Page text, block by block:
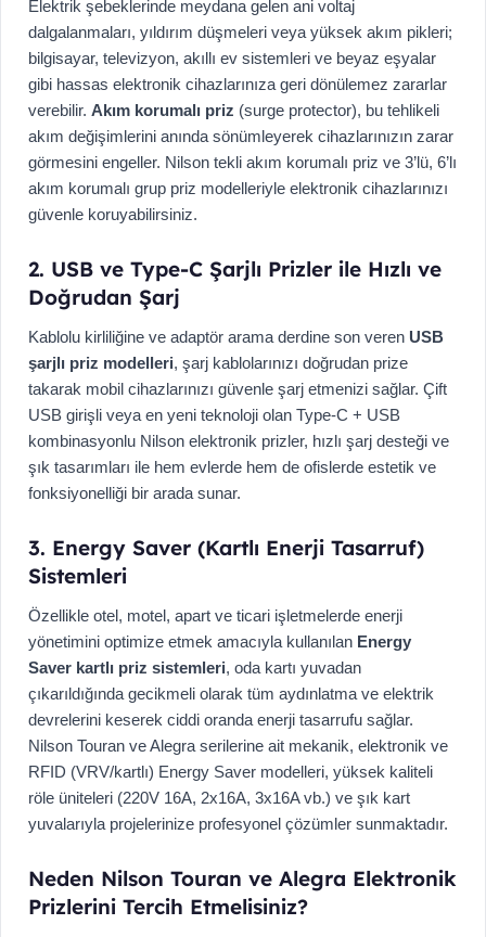
Elektrik şebeklerinde meydana gelen ani voltaj
dalgalanmaları, yıldırım düşmeleri veya yüksek akım pikleri;
bilgisayar, televizyon, akıllı ev sistemleri ve beyaz eşyalar
gibi hassas elektronik cihazlarınıza geri dönülemez zararlar
verebilir. Akım korumalı priz (surge protector), bu tehlikeli
akım değişimlerini anında sönümleyerek cihazlarınızın zarar
görmesini engeller. Nilson tekli akım korumalı priz ve 3’lü, 6’lı
akım korumalı grup priz modelleriyle elektronik cihazlarınızı
güvenle koruyabilirsiniz.
2. USB ve Type-C Şarjlı Prizler ile Hızlı ve
Doğrudan Şarj
Kablolu kirliliğine ve adaptör arama derdine son veren USB
şarjlı priz modelleri, şarj kablolarınızı doğrudan prize
takarak mobil cihazlarınızı güvenle şarj etmenizi sağlar. Çift
USB girişli veya en yeni teknoloji olan Type-C + USB
kombinasyonlu Nilson elektronik prizler, hızlı şarj desteği ve
şık tasarımları ile hem evlerde hem de ofislerde estetik ve
fonksiyonelliği bir arada sunar.
3. Energy Saver (Kartlı Enerji Tasarruf)
Sistemleri
Özellikle otel, motel, apart ve ticari işletmelerde enerji
yönetimini optimize etmek amacıyla kullanılan Energy
Saver kartlı priz sistemleri, oda kartı yuvadan
çıkarıldığında gecikmeli olarak tüm aydınlatma ve elektrik
devrelerini keserek ciddi oranda enerji tasarrufu sağlar.
Nilson Touran ve Alegra serilerine ait mekanik, elektronik ve
RFID (VRV/kartlı) Energy Saver modelleri, yüksek kaliteli
röle üniteleri (220V 16A, 2x16A, 3x16A vb.) ve şık kart
yuvalarıyla projelerinize profesyonel çözümler sunmaktadır.
Neden Nilson Touran ve Alegra Elektronik
Prizlerini Tercih Etmelisiniz?